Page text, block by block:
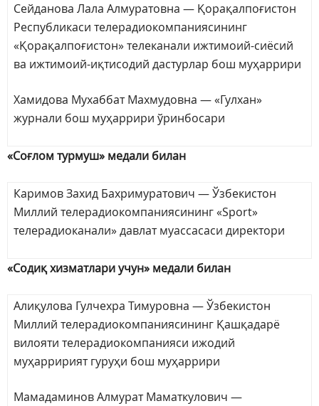
Сейданова Лала Алмуратовна — Қорақалпоғистон
Республикаси телерадиокомпаниясининг
«Қорақалпоғистон» телеканали ижтимоий-сиёсий
ва ижтимоий-иқтисодий дастурлар бош муҳаррири
Хамидова Мухаббат Махмудовна — «Гулхан»
журнали бош муҳаррири ўринбосари
«Соғлом турмуш» медали билан
Каримов Захид Бахримуратович — Ўзбекистон
Миллий телерадиокомпаниясининг «Sport»
телерадиоканали» давлат муассасаси директори
«Содиқ хизматлари учун» медали билан
Алиқулова Гулчехра Тимуровна — Ўзбекистон
Миллий телерадиокомпаниясининг Қашқадарё
вилояти телерадиокомпанияси ижодий
муҳарририят гуруҳи бош муҳаррири
Мамадаминов Алмурат Маматкулович —